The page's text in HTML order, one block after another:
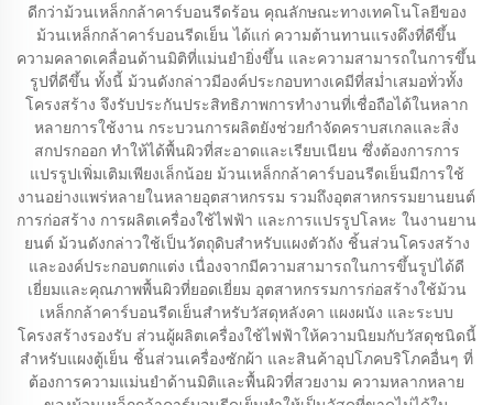
ดีกว่าม้วนเหล็กกล้าคาร์บอนรีดร้อน คุณลักษณะทางเทคโนโลยีของ
ม้วนเหล็กกล้าคาร์บอนรีดเย็น ได้แก่ ความต้านทานแรงดึงที่ดีขึ้น
ความคลาดเคลื่อนด้านมิติที่แม่นยำยิ่งขึ้น และความสามารถในการขึ้น
รูปที่ดีขึ้น ทั้งนี้ ม้วนดังกล่าวมีองค์ประกอบทางเคมีที่สม่ำเสมอทั่วทั้ง
โครงสร้าง จึงรับประกันประสิทธิภาพการทำงานที่เชื่อถือได้ในหลาก
หลายการใช้งาน กระบวนการผลิตยังช่วยกำจัดคราบสเกลและสิ่ง
สกปรกออก ทำให้ได้พื้นผิวที่สะอาดและเรียบเนียน ซึ่งต้องการการ
แปรรูปเพิ่มเติมเพียงเล็กน้อย ม้วนเหล็กกล้าคาร์บอนรีดเย็นมีการใช้
งานอย่างแพร่หลายในหลายอุตสาหกรรม รวมถึงอุตสาหกรรมยานยนต์
การก่อสร้าง การผลิตเครื่องใช้ไฟฟ้า และการแปรรูปโลหะ ในงานยาน
ยนต์ ม้วนดังกล่าวใช้เป็นวัตถุดิบสำหรับแผงตัวถัง ชิ้นส่วนโครงสร้าง
และองค์ประกอบตกแต่ง เนื่องจากมีความสามารถในการขึ้นรูปได้ดี
เยี่ยมและคุณภาพพื้นผิวที่ยอดเยี่ยม อุตสาหกรรมการก่อสร้างใช้ม้วน
เหล็กกล้าคาร์บอนรีดเย็นสำหรับวัสดุหลังคา แผงผนัง และระบบ
โครงสร้างรองรับ ส่วนผู้ผลิตเครื่องใช้ไฟฟ้าให้ความนิยมกับวัสดุชนิดนี้
สำหรับแผงตู้เย็น ชิ้นส่วนเครื่องซักผ้า และสินค้าอุปโภคบริโภคอื่นๆ ที่
ต้องการความแม่นยำด้านมิติและพื้นผิวที่สวยงาม ความหลากหลาย